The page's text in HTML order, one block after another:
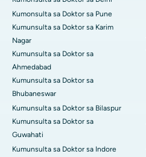
Kumonsulta sa Doktor sa Pune
Kumunsulta sa Doktor sa Karim
Nagar
Kumunsulta sa Doktor sa
Ahmedabad
Kumunsulta sa Doktor sa
Bhubaneswar
Kumunsulta sa Doktor sa Bilaspur
Kumunsulta sa Doktor sa
Guwahati
Kumunsulta sa Doktor sa Indore